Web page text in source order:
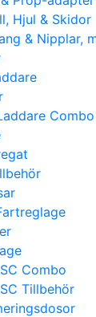
Hjul & Skidor
& Nipplar,
Combo
Combo
Tillbehör